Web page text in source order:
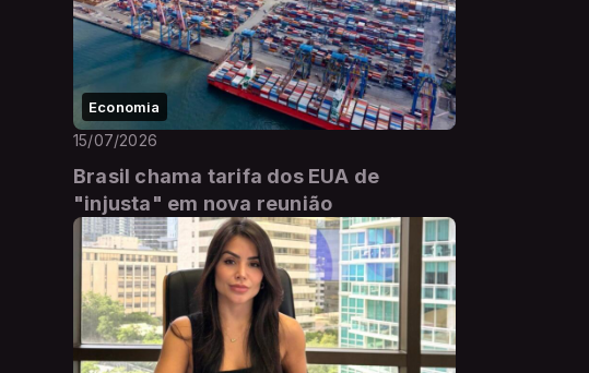
Economia
15/07/2026
Brasil chama tarifa dos EUA de
"injusta" em nova reunião